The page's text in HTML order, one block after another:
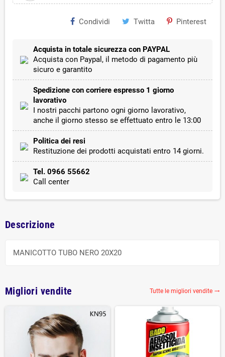
Condividi Twitta Pinterest
Acquista in totale sicurezza con PAYPAL
Acquista con Paypal, il metodo di pagamento più
sicuro e garantito
Spedizione con corriere espresso 1 giorno
lavorativo
I nostri pacchi partono ogni giorno lavorativo,
anche il giorno stesso se effettuato entro le 13:00
Politica dei resi
Restituzione dei prodotti acquistati entro 14 giorni.
Tel. 0966 55662
Call center
Descrizione
MANICOTTO TUBO NERO 20X20
Migliori vendite Tutte le migliori vendite 